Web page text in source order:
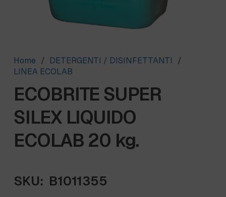
Home / DETERGENTI / DISINFETTANTI
/
LINEA ECOLAB
ECOBRITE SUPER
SILEX LIQUIDO
ECOLAB 20 kg.
SKU: B1011355